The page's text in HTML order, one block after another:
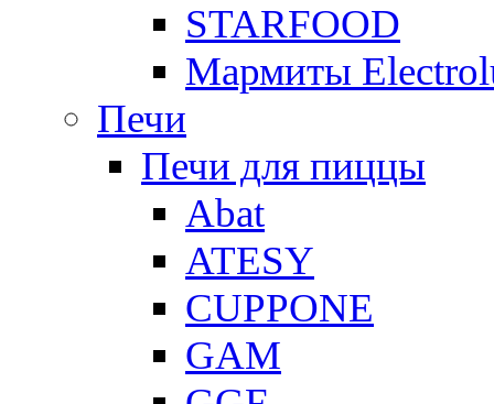
STARFOOD
Мармиты
Печи
Печи для пиццы
Abat
ATESY
CUPPONE
GAM